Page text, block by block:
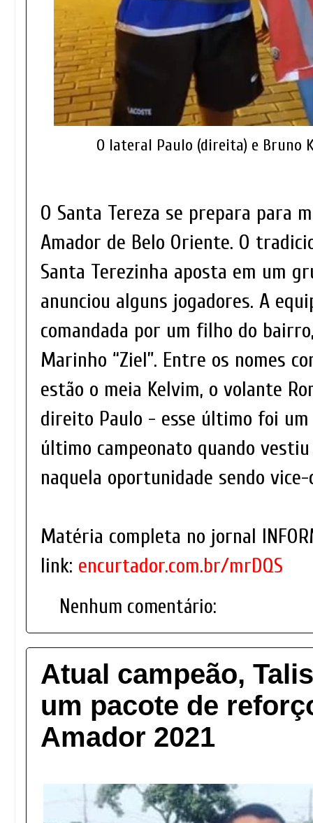
O lateral Paulo (direita) e Bruno
O Santa Tereza se prepara para
Amador de Belo Oriente. O
Santa Terezinha aposta em um
anunciou alguns jogadores. A
comandada por um filho do
Marinho “Ziel”. Entre os nomes
estão o meia Kelvim, o volante
direito Paulo - esse último foi um
último campeonato quando
naquela oportunidade sendo
Matéria completa no jornal
link: encurtador.com.br/mrDQS
Nenhum comentário:
Atual campeão,
um pacote de
Amador 2021